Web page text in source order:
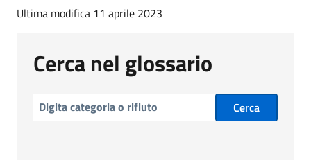
Ultima modifica 11 aprile 2023
Cerca nel glossario
Cerca